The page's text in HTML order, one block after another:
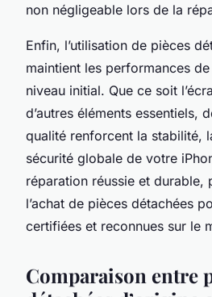
non négligeable lors de la
Enfin, l’utilisation de pièces
maintient les performances de
niveau initial. Que ce soit
d’autres éléments essentiels,
qualité renforcent la stabilité,
sécurité globale de votre
réparation réussie et durable,
l’achat de pièces détachées
certifiées et reconnues sur le
Comparaison entre